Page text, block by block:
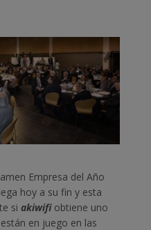
Empresa del Año
hoy a su fin y esta
si akiwifiobtiene uno
en juego en las